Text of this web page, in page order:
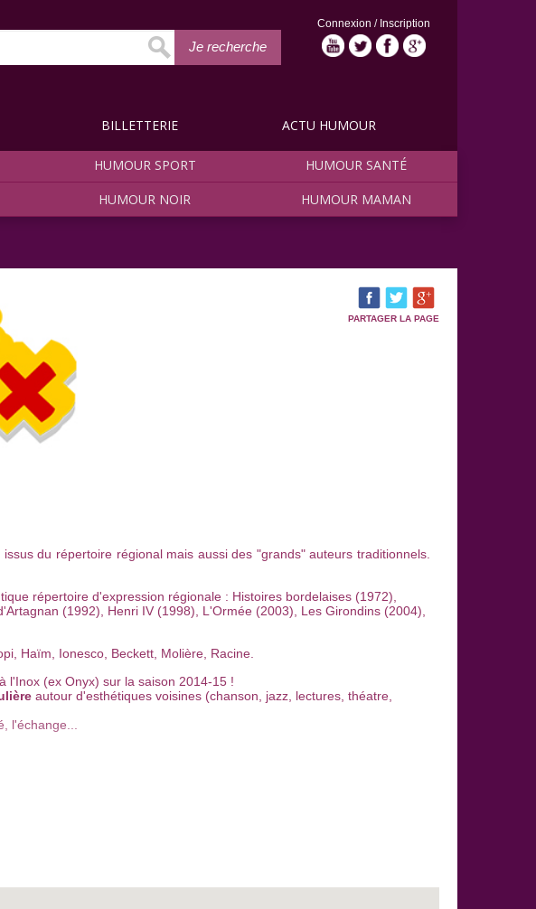
Connexion / Inscription
Je recherche
HUMOUR SPORT
HUMOUR SANTÉ
HUMOUR NOIR HUMOUR MAMAN
BILLETTERIE ACTU HUMOUR
PARTAGER LA PAGE
du répertoire régional mais aussi des "grands" auteurs traditionnels.
répertoire d'expression régionale : Histoires bordelaises (1972),
(1992), Henri IV (1998), L'Ormée (2003), Les Girondins (2004),
Haïm, Ionesco, Beckett, Molière, Racine.
l'Inox (ex Onyx) sur la saison 2014-15 !
autour d'esthétiques voisines (chanson, jazz, lectures, théatre,
l'échange...